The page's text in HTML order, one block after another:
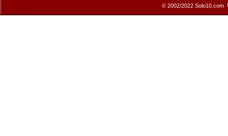
© 2002/2022 Solo10.com